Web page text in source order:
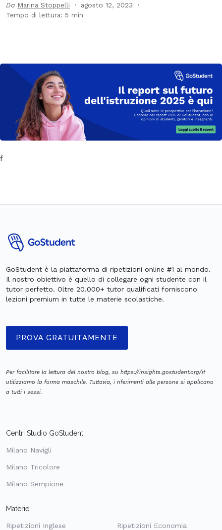
Da Marina Stoppelli
agosto 12, 2023
Tempo di lettura: 5 min
f
GoStudent è la piattaforma di ripetizioni online #1 al mondo.
Il nostro obiettivo è quello di collegare ogni studente con il
tutor perfetto. Oltre 20.000+ tutor qualificati forniscono
lezioni premium in tutte le materie scolastiche.
PROVA GRATUITAMENTE
Per facilitare la lettura del nostro blog, su https://insights.gostudent.org/it
utilizziamo la forma maschile. Tuttavia, i riferimenti alle persone si applicano
a tutti i sessi.
Centri Studio GoStudent
Milano Navigli
Milano Tricolore
Milano Sempione
Materie
Ripetizioni Inglese Ripetizioni Economia